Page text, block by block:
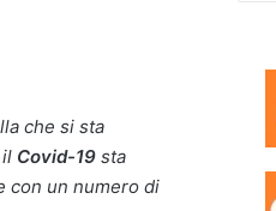
che si sta
il Covid-19 sta
con un numero di